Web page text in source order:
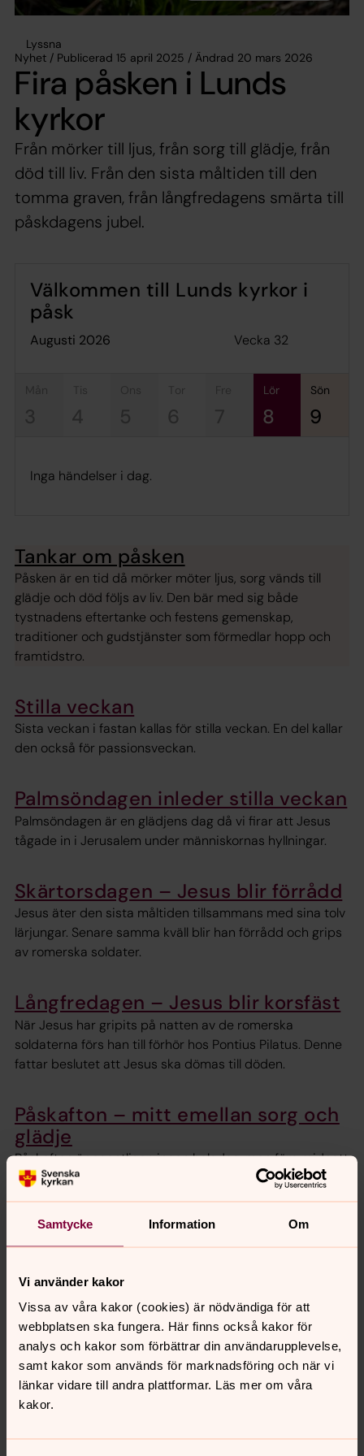
Samtycke Information Om
Vi använder kakor
Vissa av våra kakor (cookies) är nödvändiga för att
webbplatsen ska fungera. Här finns också kakor för
analys och kakor som förbättrar din användarupplevelse,
samt kakor som används för marknadsföring och när vi
länkar vidare till andra plattformar. Läs mer om våra
kakor.
Lyssna
Nyhet / Publicerad 15 april 2025 / Ändrad 20 mars 2026
Fira påsken i Lunds
kyrkor
Från mörker till ljus, från sorg till glädje, från
död till liv. Från den sista måltiden till den
tomma graven, från långfredagens smärta till
påskdagens jubel.
Välkommen till Lunds kyrkor i
påsk
augusti 2026 Vecka 32
tis
4
tor
6
lör
8
sön
9
Inga händelser i dag.
Tankar om påsken
Påsken är en tid då mörker möter ljus, sorg vänds till
glädje och död följs av liv. Den bär med sig både
tystnadens eftertanke och festens gemenskap,
traditioner och gudstjänster som förmedlar hopp och
framtidstro.
Stilla veckan
Sista veckan i fastan kallas för stilla veckan. En del kallar
den också för passionsveckan.
Palmsöndagen inleder stilla veckan
Palmsöndagen är en glädjens dag då vi firar att Jesus
tågade in i Jerusalem under människornas hyllningar.
Skärtorsdagen – Jesus blir förrådd
Jesus äter den sista måltiden tillsammans med sina tolv
lärjungar. Senare samma kväll blir han förrådd och grips
av romerska soldater.
Långfredagen – Jesus blir korsfäst
När Jesus har gripits på natten av de romerska
soldaterna förs han till förhör hos Pontius Pilatus. Denne
fattar beslutet att Jesus ska dömas till döden.
Påskafton – mitt emellan sorg och
glädje
Påskafton är egentligen ingen helgdag, men före midnatt
firar vi påskmässa i många kyrkor.
Påskdagen – Jesus har uppstått
När en grupp kvinnor kommer till Jesus grav är stenen
från döden.
Annandag påsk – Jesus möter
lärjungarna
Jesus visar sig för lärjungarna på olika sätt. De reagerar
också olika. Några tvivlar, någon vill se bevis. Men
delar deras tillvaro.